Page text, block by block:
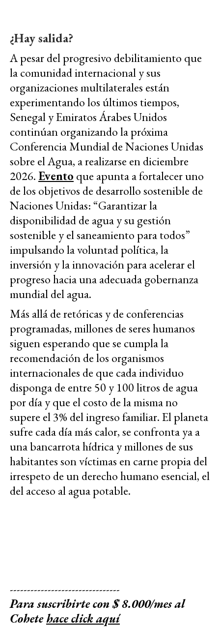
¿Hay salida?
A pesar del progresivo debilitamiento que
la comunidad internacional y sus
organizaciones multilaterales están
experimentando los últimos tiempos,
Senegal y Emiratos Árabes Unidos
continúan organizando la próxima
Conferencia Mundial de Naciones Unidas
sobre el Agua, a realizarse en diciembre
2026. Evento que apunta a fortalecer uno
de los objetivos de desarrollo sostenible de
Naciones Unidas:“Garantizar la
disponibilidad de agua y su gestión
sostenible y el saneamiento para todos”
impulsandola voluntad política, la
inversión y la innovación para acelerar el
progreso hacia una adecuada gobernanza
mundial del agua.
Más allá de retóricas y de conferencias
programadas, millones de seres humanos
siguen esperando que se cumpla la
recomendación de los organismos
internacionales de que cada individuo
disponga de entre 50 y 100 litros de agua
por día y que el costo de la misma no
supere el 3% del ingreso familiar. El planeta
sufre cada día más calor, se confronta ya a
una bancarrota hídrica y millones de sus
habitantes son víctimas en carne propia del
irrespeto de un derecho humano esencial, el
del acceso al agua potable.
--------------------------------
Para suscribirte con $ 8.000/mes al
Cohetehace click aquí